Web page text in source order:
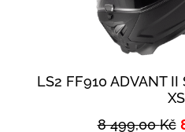
LS2 FF910 ADVANT II
XS
8 499,00Kč